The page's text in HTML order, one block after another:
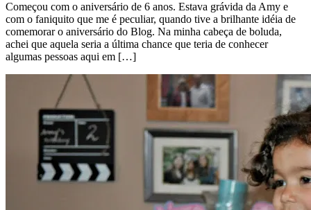
Começou com o aniversário de 6 anos. Estava grávida da Amy e
com o faniquito que me é peculiar, quando tive a brilhante idéia de
comemorar o aniversário do Blog. Na minha cabeça de boluda,
achei que aquela seria a última chance que teria de conhecer
algumas pessoas aqui em […]